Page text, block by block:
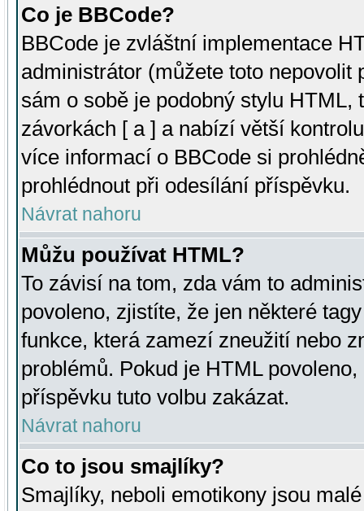
Co je BBCode?
BBCode je zvláštní implementace
administrátor (můžete toto
sám o sobě je podobný stylu HTML,
závorkách [ a ] a nabízí větší
více informací o BBCode si
prohlédnout při odesílání příspěvku.
Návrat nahoru
Můžu používat HTML?
To závisí na tom, zda vám to
povoleno, zjistíte, že jen některé
funkce, která zamezí zneužití nebo
problémů. Pokud je HTML
příspěvku tuto volbu zakázat.
Návrat nahoru
Co to jsou smajlíky?
Smajlíky, neboli emotikony jsou